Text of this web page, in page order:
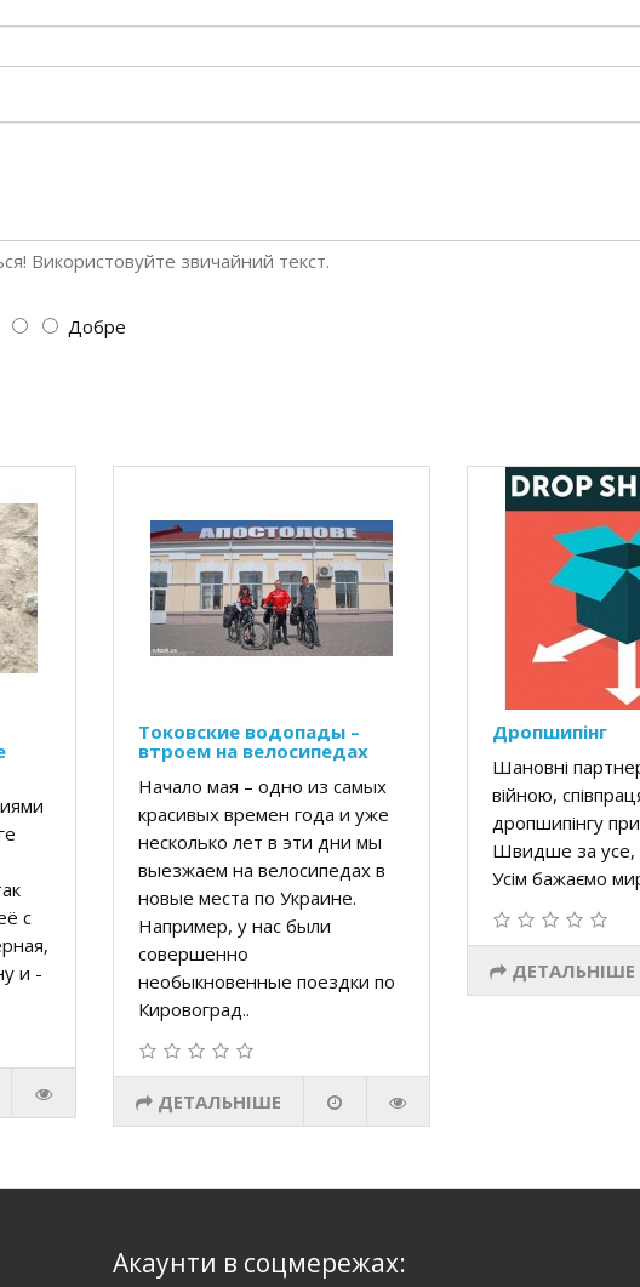
Використовуйте звичайний текст.
Добре
с
и -
Токовские водопады –
втроем на велосипедах
Начало мая – одно из самых
красивых времен года и уже
несколько лет в эти дни мы
выезжаем на велосипедах в
новые места по Украине.
Например, у нас были
совершенно
необыкновенные поездки по
Кировоград..
ДЕТАЛЬНІШЕ
Дропшипінг
Шановні
війною,
дропшипінгу
Швидше за усе,
Усім бажаємо
ДЕТАЛЬНІШЕ
Акаунти в соцмережах: